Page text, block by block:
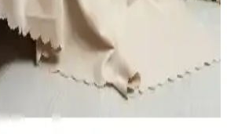
Koltuk Modelleri
Özellikleri
modeli, farklı kumaş ve
şık ve konforlu seçenekler
yorumlarıyla ihtiyaçlarınıza uygun